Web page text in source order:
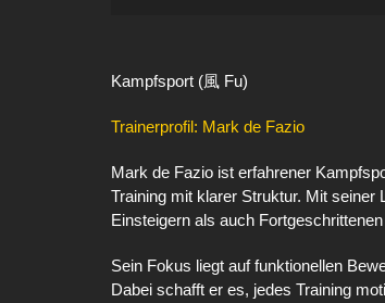
Kampfsport (風 Fu)
Trainerprofil: Mark de Fazio
Mark de Fazio ist erfahrener
Training mit klarer Struktur. Mit seiner
Einsteigern als auch
Sein Fokus liegt auf funktionellen
Dabei schafft er es, jedes Training